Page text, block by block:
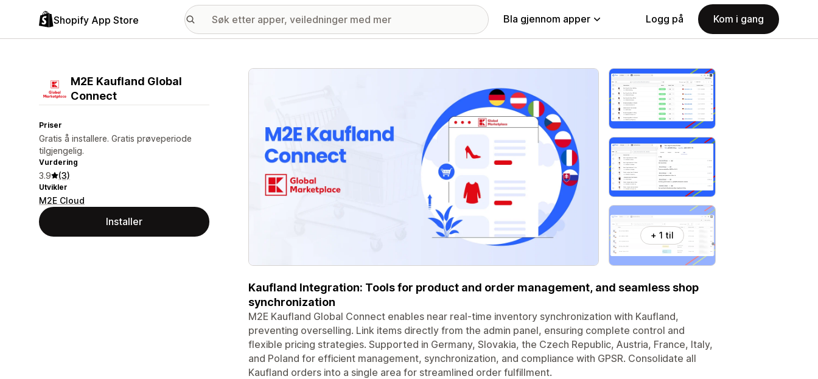
Shopify App Store Bla gjennom apper Logg på Kom i gang
M2E Kaufland Global
Connect
Priser
Gratis å installere. Gratis prøveperiode
tilgjengelig.
Vurdering
3.9 (3)
Utvikler
M2E Cloud
Installer
Galleri med fremhevede bilder
+ 1 til
Kaufland Integration: Tools for product and order management, and seamless shop
synchronization
M2E Kaufland Global Connect enables near real-time inventory synchronization with Kaufland,
preventing overselling. Link items directly from the admin panel, ensuring complete control and
flexible pricing strategies. Supported in Germany, Slovakia, the Czech Republic, Austria, France, Italy,
and Poland for efficient management, synchronization, and compliance with GPSR. Consolidate all
Kaufland orders into a single area for streamlined order fulfillment.